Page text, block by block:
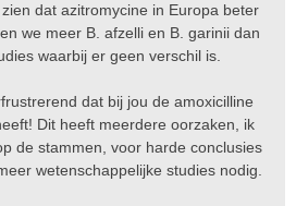
dat azitromycine in Europa beter
we meer B. afzelli en B. garinii dan
waarbij er geen verschil is.
dat bij jou de amoxicilline
Dit heeft meerdere oorzaken, ik
de stammen, voor harde conclusies
wetenschappelijke studies nodig.